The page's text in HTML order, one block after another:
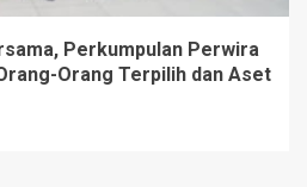
Perkumpulan Perwira
Orang Terpilih dan Aset